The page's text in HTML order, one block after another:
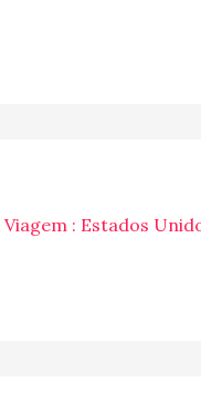
Viagem : Estados